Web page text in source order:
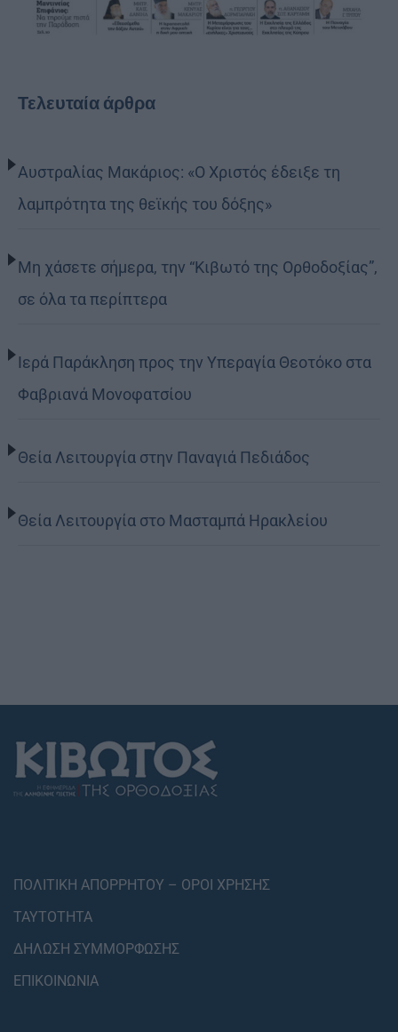
Τελευταία άρθρα
Αυστραλίας Μακάριος: «Ο Χριστός έδειξε τη
λαμπρότητα της θεϊκής του δόξης»
Μη χάσετε σήμερα, την “Κιβωτό της Ορθοδοξίας”,
σε όλα τα περίπτερα
Ιερά Παράκληση προς την Υπεραγία Θεοτόκο στα
Φαβριανά Μονοφατσίου
Θεία Λειτουργία στην Παναγιά Πεδιάδος
Θεία Λειτουργία στο Μασταμπά Ηρακλείου
ΠΟΛΙΤΙΚΗ ΑΠΟΡΡΗΤΟΥ – ΟΡΟΙ ΧΡΗΣΗΣ
ΤΑΥΤΟΤΗΤΑ
ΔΗΛΩΣΗ ΣΥΜΜΟΡΦΩΣΗΣ
ΕΠΙΚΟΙΝΩΝΙΑ